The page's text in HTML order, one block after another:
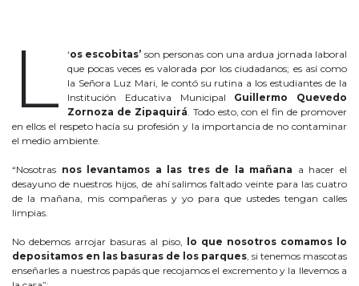
‘
L os escobitas’ son personas con una ardua jornada laboral
que pocas veces es valorada por los ciudadanos; es así como
la Señora Luz Mari, le contó su rutina a los estudiantes de la
Institución Educativa Municipal Guillermo Quevedo
Zornoza de Zipaquirá. Todo esto, con el fin de promover
en ellos el respeto hacía su profesión y la importancia de no contaminar
el medio ambiente.
“Nosotras nos levantamos a las tres de la mañana a hacer el
desayuno de nuestros hijos, de ahí salimos faltado veinte para las cuatro
de la mañana, mis compañeras y yo para que ustedes tengan calles
limpias.
No debemos arrojar basuras al piso,
lo que nosotros comamos lo
depositamos en las basuras de los parques, si tenemos mascotas
enseñarles a nuestros papás que recojamos el excremento y la llevemos a